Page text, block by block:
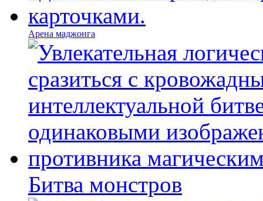
Арена маджонга
Битва монстров